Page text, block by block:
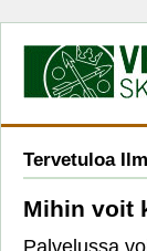
Tervetuloa
Mihin voit
Palvelussa